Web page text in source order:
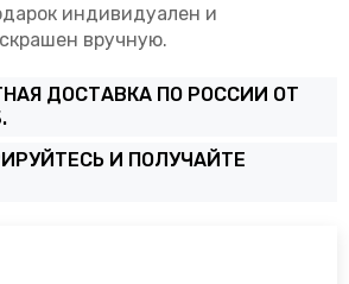
индивидуален и
вручную.
ДОСТАВКА ПО РОССИИ ОТ
И ПОЛУЧАЙТЕ